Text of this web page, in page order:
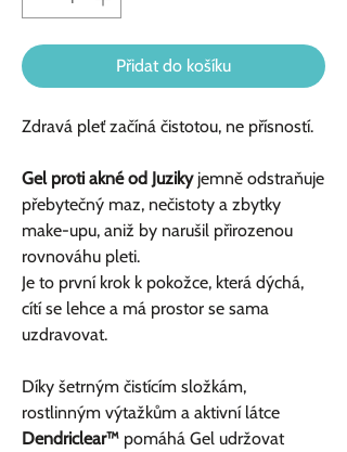
Přidat do košíku
Zdravá pleť začíná čistotou, ne přísností.
Gel proti akné od Juzikyjemně odstraňuje
přebytečný maz, nečistoty a zbytky
make-upu, aniž by narušil přirozenou
rovnováhu pleti.
Je to první krok k pokožce, která dýchá,
cítí se lehce a má prostor se sama
uzdravovat.
Díky šetrným čistícím složkám,
rostlinným výtažkům a aktivní látce
Dendriclear™ pomáhá Gel udržovat